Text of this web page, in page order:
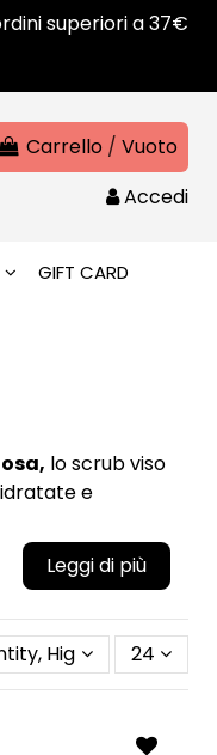
superiori a 37€
Carrello / Vuoto
Accedi
GIFT CARD
lo scrub viso
e
perfetto
Highest first
24